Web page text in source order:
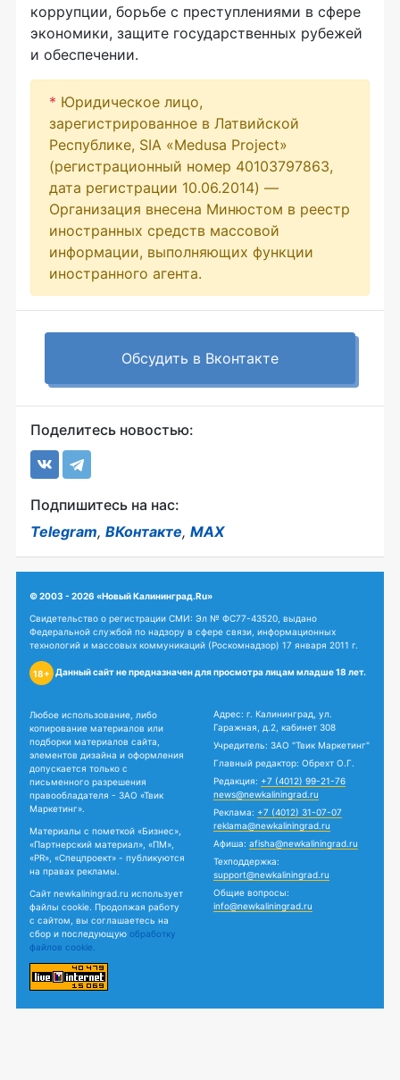
коррупции, борьбе с преступлениями в сфере
экономики, защите государственных рубежей
и обеспечении.
* Юридическое лицо,
зарегистрированное в Латвийской
Республике, SIA «Medusa Project»
(регистрационный номер 40103797863,
дата регистрации 10.06.2014) —
Организация внесена Минюстом в реестр
иностранных средств массовой
информации, выполняющих функции
иностранного агента.
Обсудить в Вконтакте
Поделитесь новостью:
Подпишитесь на нас:
Telegram, ВКонтакте, MAX
© 2003 - 2026 «Новый Калининград.Ru»
Свидетельство о регистрации СМИ: Эл № ФС77-43520, выдано
Федеральной службой по надзору в сфере связи, информационных
технологий и массовых коммуникаций (Роскомнадзор) 17 января 2011 г.
18+ Данный сайт не предназначен для просмотра лицам младше 18 лет.
Любое использование, либо
копирование материалов или
подборки материалов сайта,
элементов дизайна и оформления
допускается только с
письменного разрешения
правообладателя - ЗАО «Твик
Маркетинг».
Материалы с пометкой «Бизнес»,
«Партнерский материал», «ПМ»,
«PR», «Спецпроект» - публикуются
на правах рекламы.
Сайт newkaliningrad.ru использует
файлы cookie. Продолжая работу
с сайтом, вы соглашаетесь на
сбор и последующую обработку
файлов cookie.
Адрес: г. Калининград, ул.
Гаражная, д.2, кабинет 308
Учредитель: ЗАО "Твик Маркетинг"
Главный редактор: Обрехт О.Г.
Редакция: +7 (4012) 99-21-76
news@newkaliningrad.ru
Реклама: +7 (4012) 31-07-07
reklama@newkaliningrad.ru
Афиша: afisha@newkaliningrad.ru
Техподдержка:
support@newkaliningrad.ru
Общие вопросы:
info@newkaliningrad.ru